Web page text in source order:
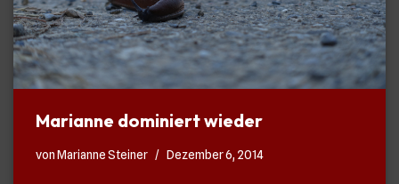
Marianne dominiert wieder
vonMarianne Steiner Dezember 6, 2014